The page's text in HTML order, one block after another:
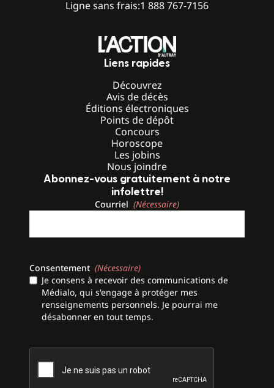
Ligne sans frais:1 888 767-7156
Liens rapides
Découvrez
Avis de décès
Éditions électroniques
Points de dépôt
Concours
Horoscope
Les jobins
Nous joindre
Abonnez-vous gratuitement à notre
infolettre!
Courriel (Nécessaire)
Consentement (Nécessaire)
Je consens à recevoir des communications de
Médialo, qui s'engage à protéger mes
renseignements personnels. Je pourrai me
désabonner en tout temps.
CAPTCHA